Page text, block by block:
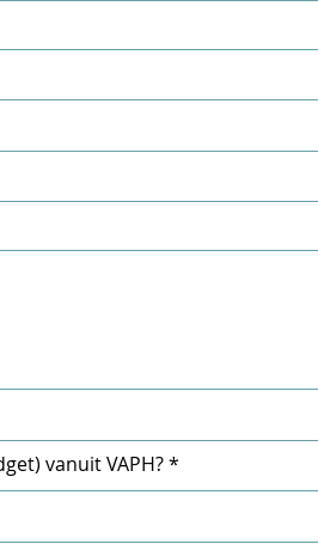
vanuit VAPH?